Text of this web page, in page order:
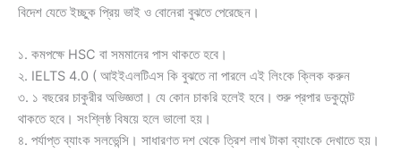
বিদেশ যেতে ইচ্ছুক প্রিয় ভাই ও বোনেরা বুঝতে পেরেছেন।
১. কমপক্ষে HSC বা সমমানের পাস থাকতে হবে।
২. IELTS 4.0 ( আইইএলটিএস কি বুঝতে না পারলে এই লিংকে ক্লিক করুন
৩. ১ বছরের চাকুরীর অভিজ্ঞতা। যে কোন চাকরি হলেই হবে। শুরু প্রপার ডকুমেন্ট
থাকতে হবে। সংশ্লিষ্ঠ বিষয়ে হলে ভালো হয়।
৪. পর্যাপ্ত ব্যাংক সলভেন্সি। সাধারণত দশ থেকে ত্রিশ লাখ টাকা ব্যাংকে দেখাতে হয়।